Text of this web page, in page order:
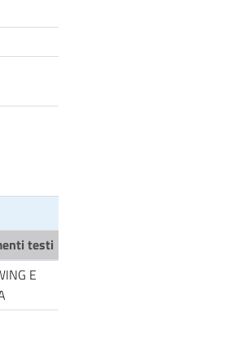
testi
E